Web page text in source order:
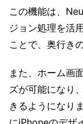
この機能は、
ジョン処理を活
ことで、奥行き
また、ホーム画
ズが可能になり
きるようになり